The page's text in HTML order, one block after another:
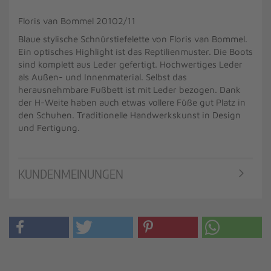
Floris van Bommel 20102/11
Blaue stylische Schnürstiefelette von Floris van Bommel.
Ein optisches Highlight ist das Reptilienmuster. Die Boots
sind komplett aus Leder gefertigt. Hochwertiges Leder
als Außen- und Innenmaterial. Selbst das
herausnehmbare Fußbett ist mit Leder bezogen. Dank
der H-Weite haben auch etwas vollere Füße gut Platz in
den Schuhen. Traditionelle Handwerkskunst in Design
und Fertigung.
KUNDENMEINUNGEN